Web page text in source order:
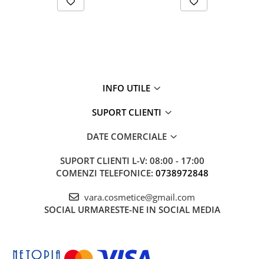
INFO UTILE
SUPORT CLIENTI
DATE COMERCIALE
SUPORT CLIENTI L-V: 08:00 - 17:00
COMENZI TELEFONICE: 0738972848
vara.cosmetice@gmail.com
SOCIAL URMARESTE-NE IN SOCIAL MEDIA